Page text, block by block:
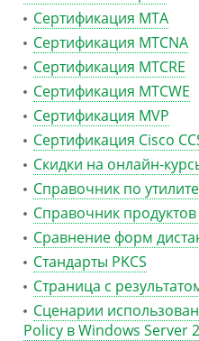
Сертификация MTA
Сертификация MTCNA
Сертификация MTCRE
Сертификация MTCWE
Сертификация MVP
Сертификация Сisco
Скидки на онлайн-
Справочник по
Справочник
Сравнение форм
Стандарты PKCS
Страница с
Сценарии
Policy в Windows Server